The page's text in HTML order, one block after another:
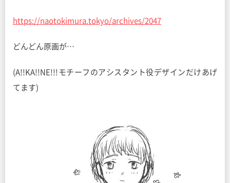
https://naotokimura.tokyo/archives/2047
どんどん原画が…
(A!!KA!!NE!!!モチーフのアシスタント役デザインだけあげ
てます)